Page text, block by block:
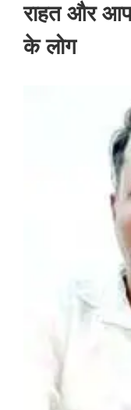
राहत और
के लोग